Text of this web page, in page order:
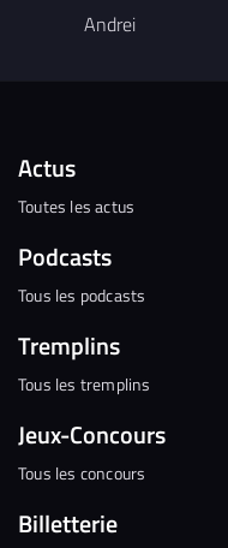
Andrei
Actus
Toutes les actus
Podcasts
Tous les podcasts
Tremplins
Tous les tremplins
Jeux-Concours
Tous les concours
Billetterie